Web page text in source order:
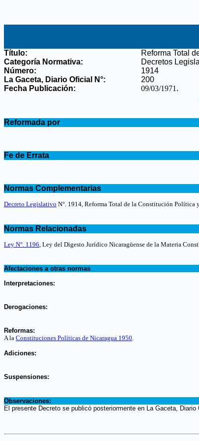
Título: Reforma Total
Categoría Normativa:
Decretos
Número:
1914
La Gaceta, Diario Oficial N°:
200
Fecha Publicación:
09/03/1971 .
Reformada por
Fe de Errata
Normas Complementarias
Decreto Legislativo N°. 1914, Reforma Total de la Constitución Política
Normas Relacionadas
Ley N°. 1196, Ley del Digesto Jurídico Nicaragüense de la Materia
Afectaciones a otras normas
Interpretaciones:
Derogaciones:
Reformas:
A la Constituciones Políticas de Nicaragua 1950.
Adiciones:
Suspensiones:
Observaciones:
El presente Decreto se publicó posteriormente en La Gaceta,